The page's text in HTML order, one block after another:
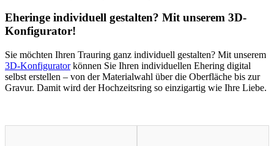
Eheringe individuell gestalten? Mit unserem 3D-
Konfigurator!
Sie möchten Ihren Trauring ganz individuell gestalten? Mit unserem
3D-Konfiguratorkönnen Sie Ihren individuellen Ehering digital
selbst erstellen – von der Materialwahl über die Oberfläche bis zur
Gravur. Damit wird der Hochzeitsring so einzigartig wie Ihre Liebe.